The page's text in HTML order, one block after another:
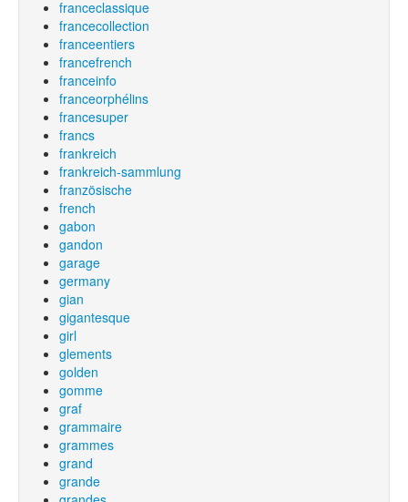
franceclassique
francecollection
franceentiers
francefrench
franceinfo
franceorphélins
francesuper
francs
frankreich
frankreich-sammlung
französische
french
gabon
gandon
garage
germany
gian
gigantesque
girl
glements
golden
gomme
graf
grammaire
grammes
grand
grande